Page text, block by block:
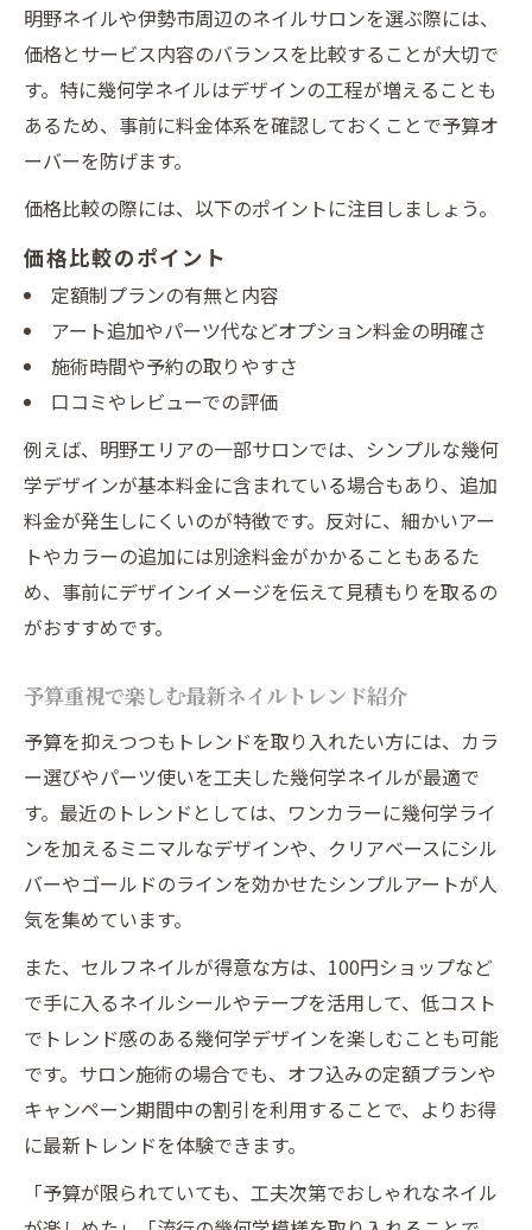
明野ネイルや伊勢市周辺のネイルサロンを選ぶ際には、
価格とサービス内容のバランスを比較することが大切で
す。特に幾何学ネイルはデザインの工程が増えることも
あるため、事前に料金体系を確認しておくことで予算オ
ーバーを防げます。
価格比較の際には、以下のポイントに注目しましょう。
価格比較のポイント
定額制プランの有無と内容
アート追加やパーツ代などオプション料金の明確さ
施術時間や予約の取りやすさ
口コミやレビューでの評価
例えば、明野エリアの一部サロンでは、シンプルな幾何
学デザインが基本料金に含まれている場合もあり、追加
料金が発生しにくいのが特徴です。反対に、細かいアー
トやカラーの追加には別途料金がかかることもあるた
め、事前にデザインイメージを伝えて見積もりを取るの
がおすすめです。
予算重視で楽しむ最新ネイルトレンド紹介
予算を抑えつつもトレンドを取り入れたい方には、カラ
ー選びやパーツ使いを工夫した幾何学ネイルが最適で
す。最近のトレンドとしては、ワンカラーに幾何学ライ
ンを加えるミニマルなデザインや、クリアベースにシル
バーやゴールドのラインを効かせたシンプルアートが人
気を集めています。
また、セルフネイルが得意な方は、100円ショップなど
で手に入るネイルシールやテープを活用して、低コスト
でトレンド感のある幾何学デザインを楽しむことも可能
です。サロン施術の場合でも、オフ込みの定額プランや
キャンペーン期間中の割引を利用することで、よりお得
に最新トレンドを体験できます。
「予算が限られていても、工夫次第でおしゃれなネイル